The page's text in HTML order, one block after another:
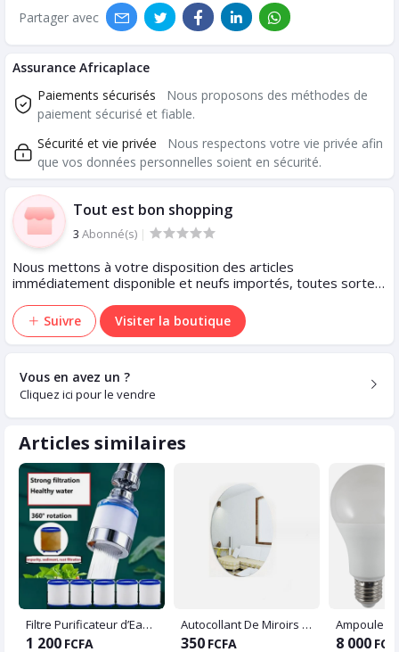
Partager avec
Assurance Africaplace
Paiements sécurisés
Nous proposons des méthodes de
paiement sécurisé et fiable.
Sécurité et vie privée
Nous respectons votre vie privée afin
que vos données personnelles soient en sécurité.
Tout est bon shopping
3 Abonné(s) |
Nous mettons à votre disposition des articles
immédiatement disponible et neufs importés, toutes sortes
Suivre Visiter la boutique
Vous en avez un ?
Cliquez ici pour le vendre
Articles similaires
Filtre Purificateur d’Eau pour Robinet
1 200 FCFA
Autocollant De Miroirs Adhésifs De Forme Ovale, Pour Mur Sur Carrelage De Salle De Bain (45*35cm)
350 FCFA
Ampoule
8 000